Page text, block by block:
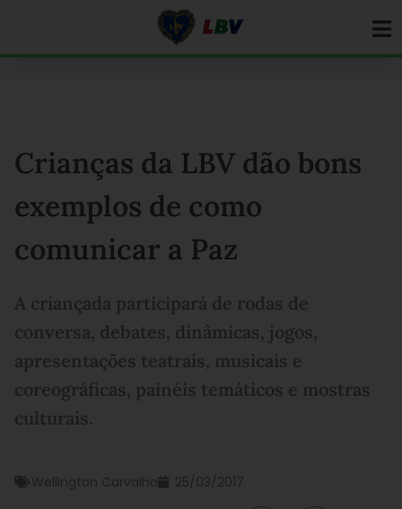
Crianças da LBV dão bons
exemplos de como
comunicar a Paz
A criançada participará de rodas de
conversa, debates, dinâmicas, jogos,
apresentações teatrais, musicais e
coreográficas, painéis temáticos e mostras
culturais.
Wellington Carvalho 25/03/2017